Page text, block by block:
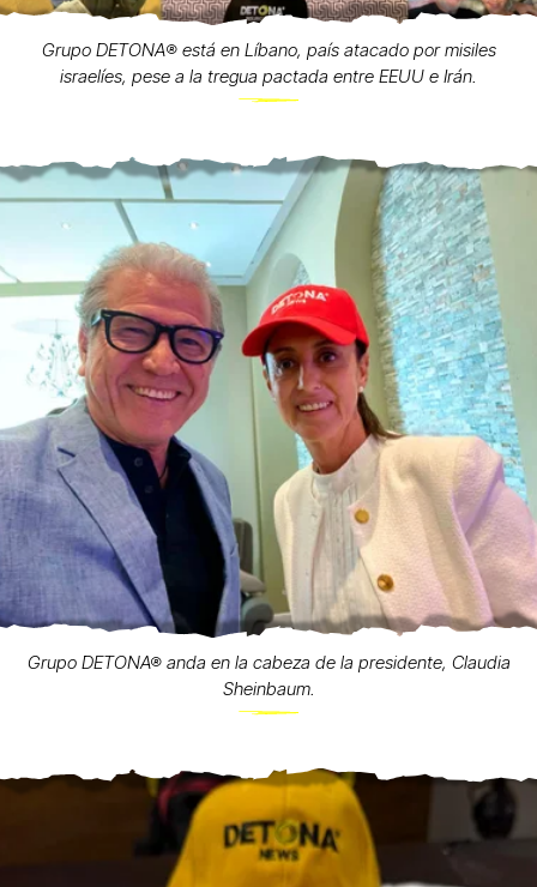
Grupo DETONA®️ está en Líbano, país atacado por misiles
israelíes, pese a la tregua pactada entre EEUU e Irán.
Grupo DETONA® anda en la cabeza de la presidente, Claudia
Sheinbaum.